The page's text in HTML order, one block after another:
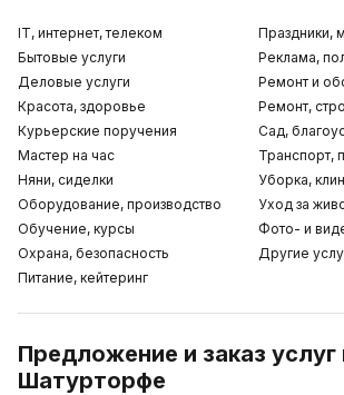
IT, интернет, телеком
Бытовые услуги
Деловые услуги
Красота, здоровье
Курьерские поручения
Мастер на час
Няни, сиделки
Оборудование, производство
Обучение, курсы
Охрана, безопасность
Питание, кейтеринг
Праздники,
Реклама,
Ремонт и
Ремонт,
Сад,
Транспорт,
Уборка,
Уход за
Фото- и
Другие
Предложение и заказ услуг
Шатурторфе